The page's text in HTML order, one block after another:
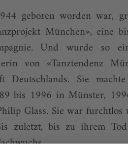
geboren worden war,
München», eine
Und wurde so
von «Tanztendenz
Deutschlands. Sie
bis 1996 in Münster,
Glass. Sie war
zuletzt, bis zu ihrem
...